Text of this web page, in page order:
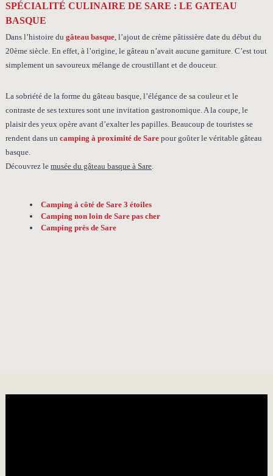
SPÉCIALITÉ CULINAIRE DE SARE : LE GATEAU
BASQUE
Dans l’histoire du gâteau basque, l’ajout de crème pâtissière date du début du
20ème siècle. En effet, à l’origine, le gâteau n’avait aucune garniture. C’est tout
simplement un savoureux mélange de croustillant et de douceur.
La sobriété de la forme du gâteau basque, l’élégance de sa couleur et le
contraste de ses textures sont une invitation gastronomique. A la coupe, le
plaisir des yeux opère avant d’exalter les papilles. Beaucoup de touristes se
rendent dans un camping à proximité de Sarepour goûter le véritable gâteau
basque.
Découvrez le musée du gâteau basque à Sare.
Camping à côté de Sare 3 étoiles
Camping non loin de Sare pas cher
Camping près de Sare